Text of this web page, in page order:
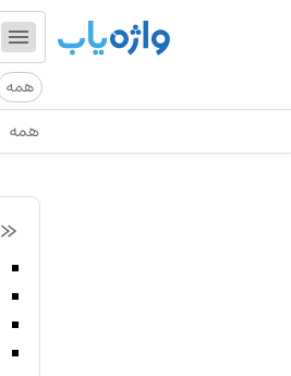
همه
همه
«puker»